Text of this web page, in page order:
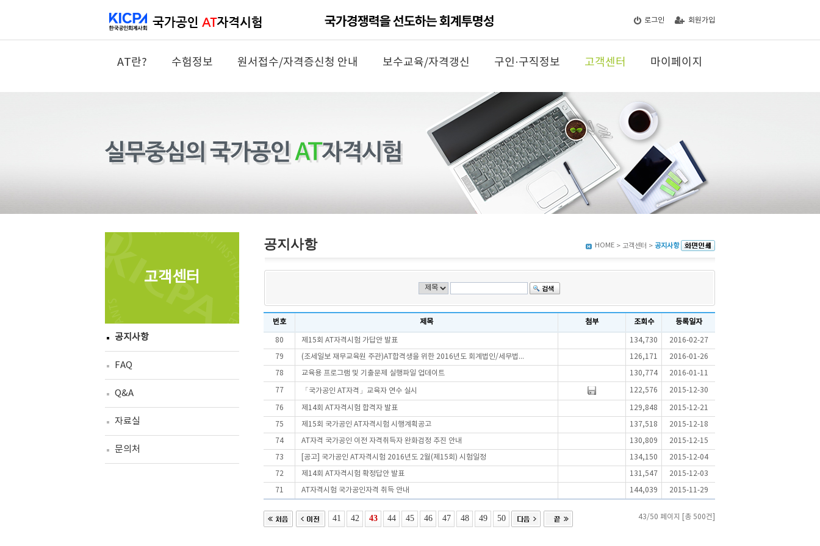
로그인 회원가입
AT란? 수험정보 원서접수/자격증신청 안내 보수교육/자격갱신 구인·구직정보 고객센터 마이페이지
고객센터
공지사항
FAQ
Q&A
자료실
문의처
공지사항 HOME > 고객센터 > 공지사항
번호 제목 첨부 조회수 등록일자
80 제15회 AT자격시험 가답안 발표 134,730 2016-02-27
79 (조세일보 재무교육원 주관)AT합격생을 위한 2016년도 회계법인/세무법... 126,171 2016-01-26
78 교육용 프로그램 및 기출문제 실행파일 업데이트 130,774 2016-01-11
77 「국가공인 AT자격」교육자 연수 실시 122,576 2015-12-30
76 제14회 AT자격시험 합격자 발표 129,848 2015-12-21
75 제15회 국가공인 AT자격시험 시행계획공고 137,518 2015-12-18
74 AT자격 국가공인 이전 자격취득자 완화검정 추진 안내 130,809 2015-12-15
73 [공고] 국가공인 AT자격시험 2016년도 2월(제15회) 시험일정 134,150 2015-12-04
72 제14회 AT자격시험 확정답안 발표 131,547 2015-12-03
71 AT자격시험 국가공인자격 취득 안내 144,039 2015-11-29
41 42 43 44 45 46 47 48 49 50 43/50 페이지 [총 500건]